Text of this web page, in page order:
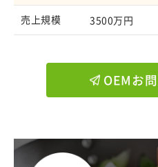
売上規模 3500万円
OEMお